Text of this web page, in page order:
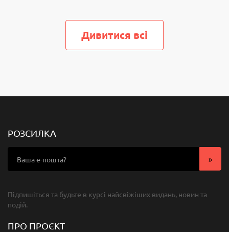
Дивитися всi
РОЗСИЛКА
Підпишіться та будьте в курсі найсвіжіших видань, новин та
подій.
ПРО ПРОЄКТ